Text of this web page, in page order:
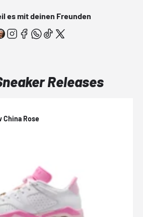
es mit deinen Freunden
Releases
China Rose